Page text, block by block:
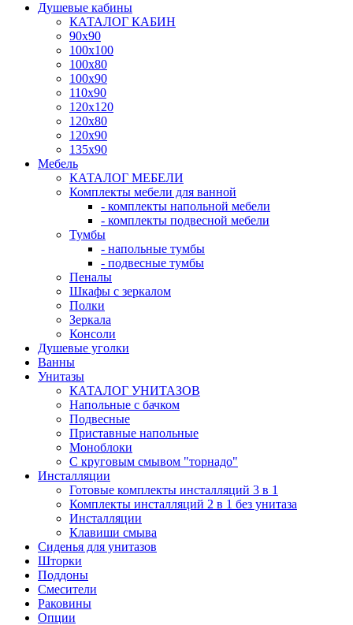
Душевые кабины
КАТАЛОГ КАБИН
90x90
100x100
100x80
100x90
110x90
120x120
120x80
120x90
135x90
Мебель
КАТАЛОГ МЕБЕЛИ
Комплекты мебели для ванной
- комплекты напольной мебели
- комплекты подвесной мебели
Тумбы
- напольные тумбы
- подвесные тумбы
Пеналы
Шкафы с зеркалом
Полки
Зеркала
Консоли
Душевые уголки
Ванны
Унитазы
КАТАЛОГ УНИТАЗОВ
Напольные с бачком
Подвесные
Приставные напольные
Моноблоки
С круговым смывом "торнадо"
Инсталляции
Готовые комплекты инсталляций 3 в 1
Комплекты инсталляций 2 в 1 без унитаза
Инсталляции
Клавиши смыва
Сиденья для унитазов
Шторки
Поддоны
Смесители
Раковины
Опции